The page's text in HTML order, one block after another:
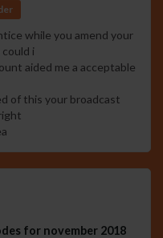
while you amend your
i
aided me a acceptable
of this your broadcast
for november 2018